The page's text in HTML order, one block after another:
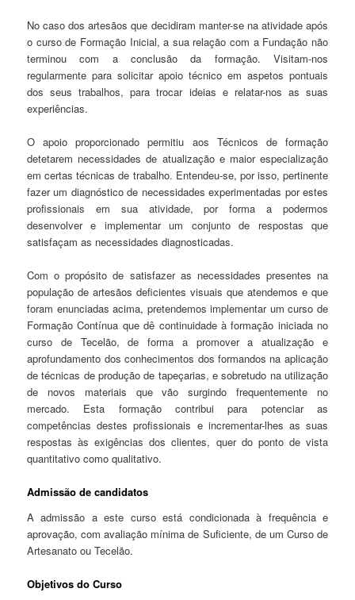
No caso dos artesãos que decidiram manter-se na atividade após
o curso de Formação Inicial, a sua relação com a Fundação não
terminou com a conclusão da formação. Visitam-nos
regularmente para solicitar apoio técnico em aspetos pontuais
dos seus trabalhos, para trocar ideias e relatar-nos as suas
experiências.
O apoio proporcionado permitiu aos Técnicos de formação
detetarem necessidades de atualização e maior especialização
em certas técnicas de trabalho. Entendeu-se, por isso, pertinente
fazer um diagnóstico de necessidades experimentadas por estes
profissionais em sua atividade, por forma a podermos
desenvolver e implementar um conjunto de respostas que
satisfaçam as necessidades diagnosticadas.
Com o propósito de satisfazer as necessidades presentes na
população de artesãos deficientes visuais que atendemos e que
foram enunciadas acima, pretendemos implementar um curso de
Formação Contínua que dê continuidade à formação iniciada no
curso de Tecelão, de forma a promover a atualização e
aprofundamento dos conhecimentos dos formandos na aplicação
de técnicas de produção de tapeçarias, e sobretudo na utilização
de novos materiais que vão surgindo frequentemente no
mercado. Esta formação contribui para potenciar as
competências destes profissionais e incrementar-lhes as suas
respostas às exigências dos clientes, quer do ponto de vista
quantitativo como qualitativo.
Admissão de candidatos
A admissão a este curso está condicionada à frequência e
aprovação, com avaliação mínima de Suficiente, de um Curso de
Artesanato ou Tecelão.
Objetivos do Curso